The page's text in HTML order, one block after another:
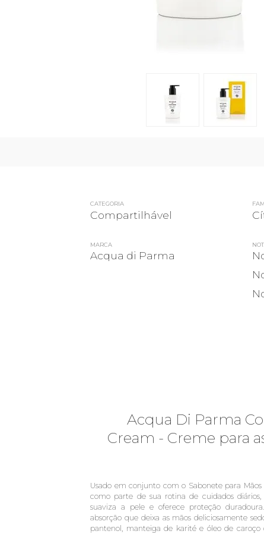
CATEGORIA
Compartilhável
MARCA
Acqua di Parma
Acqua Di Parma
Cream - Creme para
Usado em conjunto com o Sabonete para
como parte de sua rotina de cuidados
suaviza a pele e oferece proteção
absorção que deixa as mãos deliciosamente
pantenol, manteiga de karité e óleo de caroço